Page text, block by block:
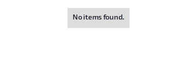
No items found.